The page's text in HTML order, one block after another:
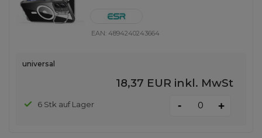
EAN: 4894240243664
universal
18,37 EUR inkl. MwSt
6 Stk auf Lager - +